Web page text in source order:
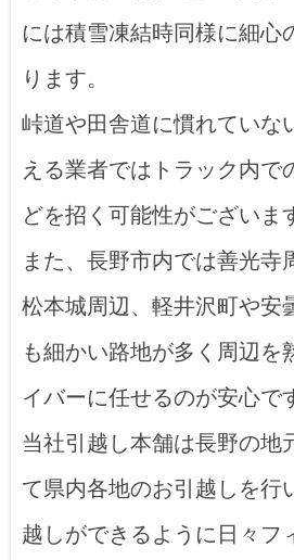
には積雪凍結時同様に細心
ります。
峠道や田舎道に慣れていな
える業者ではトラック内で
どを招く可能性がございま
また、長野市内では善光寺
松本城周辺、軽井沢町や安
も細かい路地が多く周辺を
イバーに任せるのが安心で
当社引越し本舗は長野の地
て県内各地のお引越しを行
越しができるように日々フ